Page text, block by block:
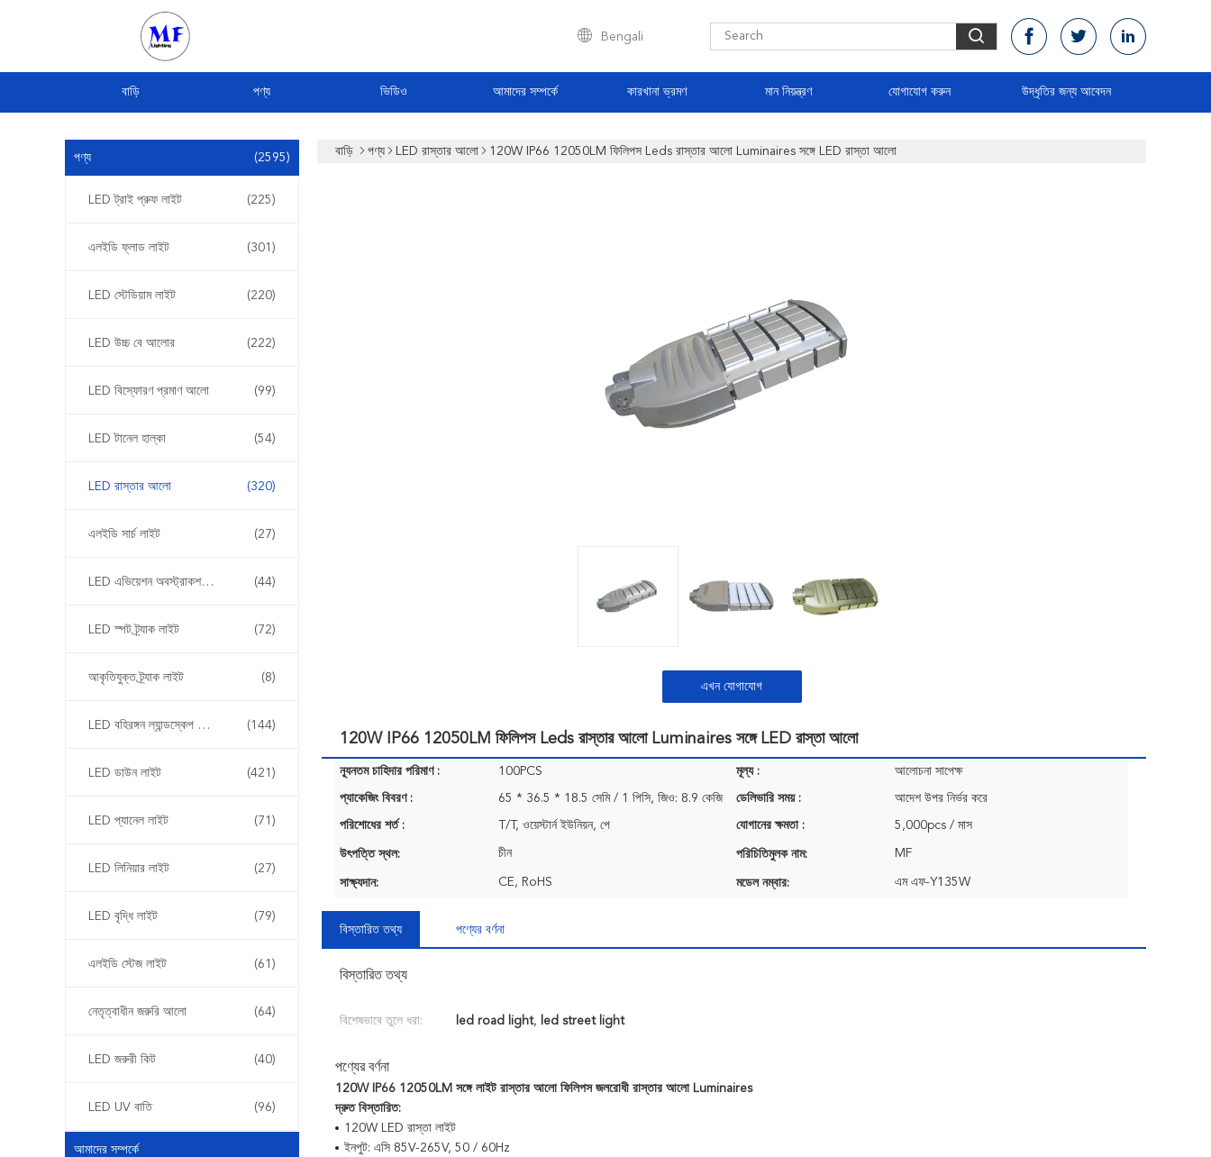
Bengali
বাড়ি পণ্য ভিডিও আমাদের সম্পর্কে কারখানা ভ্রমণ মান নিয়ন্ত্রণ যোগাযোগ করুন উদ্ধৃতির জন্য আবেদন
পণ্য (2595)
LED ট্রাই প্রুফ লাইট (225)
এলইডি ফ্লাড লাইট (301)
LED স্টেডিয়াম লাইট (220)
LED উচ্চ বে আলোর (222)
LED বিস্ফোরণ প্রমাণ আলো (99)
LED টানেল হাল্কা (54)
LED রাস্তার আলো (320)
এলইডি সার্চ লাইট (27)
LED এভিয়েশন অবস্ট্রাকশন লাইট (44)
LED স্পট ট্র্যাক লাইট (72)
আকৃতিযুক্ত ট্র্যাক লাইট (8)
LED বহিরঙ্গন ল্যান্ডস্কেপ আলোর (144)
LED ডাউন লাইট (421)
LED প্যানেল লাইট (71)
LED লিনিয়ার লাইট (27)
LED বৃদ্ধি লাইট (79)
এলইডি স্টেজ লাইট (61)
নেতৃত্বাধীন জরুরি আলো (64)
LED জরুরী কিট (40)
LED UV বাতি (96)
আমাদের সম্পর্কে
বাড়ি পণ্য LED রাস্তার আলো 120W IP66 12050LM ফিলিপস Leds রাস্তার আলো Luminaires সঙ্গে LED রাস্তা আলো
এখন যোগাযোগ
120W IP66 12050LM ফিলিপস Leds রাস্তার আলো Luminaires সঙ্গে LED রাস্তা আলো
ন্যূনতম চাহিদার পরিমাণ : 100PCS মূল্য : আলোচনা সাপেক্ষ
প্যাকেজিং বিবরণ : 65 * 36.5 * 18.5 সেমি / 1 পিসি, জিও: 8.9 কেজি ডেলিভারি সময় : আদেশ উপর নির্ভর করে
পরিশোধের শর্ত : T/T, ওয়েস্টার্ন ইউনিয়ন, পে যোগানের ক্ষমতা : 5,000pcs / মাস
উৎপত্তি স্থল: চীন পরিচিতিমুলক নাম: MF
সাক্ষ্যদান: CE, RoHS মডেল নম্বার: এম এফ-Y135W
বিস্তারিত তথ্য পণ্যের বর্ণনা
বিস্তারিত তথ্য
বিশেষভাবে তুলে ধরা: led road light, led street light
পণ্যের বর্ণনা
120W IP66 12050LM সঙ্গে লাইট রাস্তার আলো ফিলিপস জলরোধী রাস্তার আলো Luminaires
দ্রুত বিস্তারিত:
120W LED রাস্তা লাইট
ইনপুট: এসি 85V-265V, 50 / 60Hz